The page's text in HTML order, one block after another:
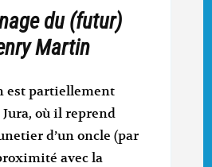
du (futur)
Martin
est partiellement
où il reprend
d’un oncle (par
avec la